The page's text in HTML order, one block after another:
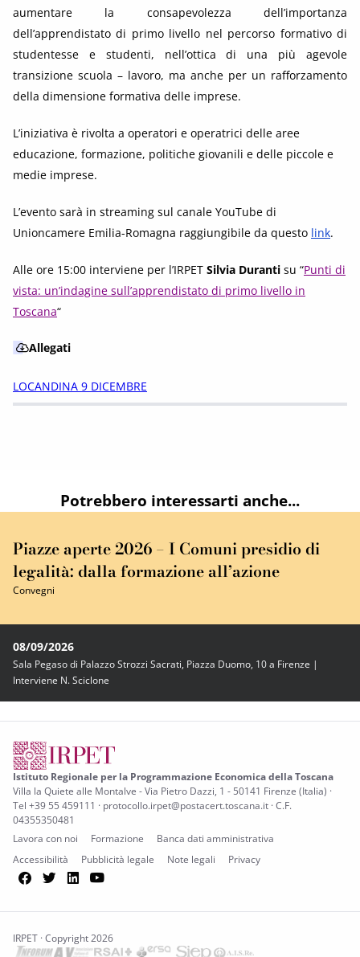
aumentare la consapevolezza dell’importanza
dell’apprendistato di primo livello nel percorso formativo di
studentesse e studenti, nell’ottica di una più agevole
transizione scuola – lavoro, ma anche per un rafforzamento
della dimensione formativa delle imprese.
L’iniziativa è rivolta a operatori e operatrici delle aree
educazione, formazione, politiche giovanili e delle piccole e
medie imprese.
L’evento sarà in streaming sul canale YouTube di
Unioncamere Emilia-Romagna raggiungibile da questo link.
Alle ore 15:00 interviene per l’IRPET Silvia Duranti su “Punti di
vista: un’indagine sull’apprendistato di primo livello in
Toscana“
Allegati
LOCANDINA 9 DICEMBRE
Potrebbero interessarti anche...
Piazze aperte 2026 – I Comuni presidio di
legalità: dalla formazione all’azione
Convegni
08/09/2026
Sala Pegaso di Palazzo Strozzi Sacrati, Piazza Duomo, 10 a Firenze |
Interviene N. Sciclone
Istituto Regionale per la Programmazione Economica della Toscana
Villa la Quiete alle Montalve - Via Pietro Dazzi, 1 - 50141 Firenze (Italia) ·
Tel +39 55 459111 · protocollo.irpet@postacert.toscana.it · C.F.
04355350481
Lavora con noi
Formazione
Banca dati amministrativa
Accessibilità
Pubblicità legale Note legali Privacy
Facebook
TwitterLinkedIn
IRPET · Copyright 2026